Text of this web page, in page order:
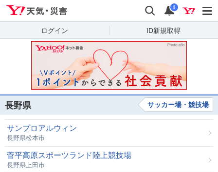
検索 通知
i
ログイン ID新規取得
長野県 サッカー場・競技場
サンプロアルウィン
長野県松本市
菅平高原スポーツランド陸上競技場
長野県上田市